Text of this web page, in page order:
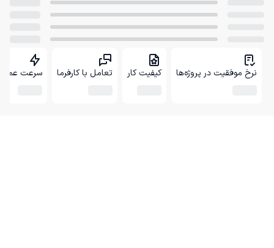
نرخ موفقیت در پروژه‌ها کیفیت کار تعامل با کارفرما سرعت عمل